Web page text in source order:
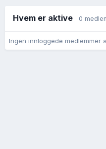
Hvem er aktive 0
Ingen innloggede medlemmer